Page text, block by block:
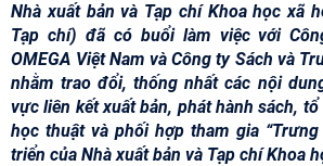
Nhà xuất bản và Tạp chí Khoa học xã
Tạp chí) đã có buổi làm việc với
OMEGA Việt Nam và Công ty Sách và
nhằm trao đổi, thống nhất các nội
vực liên kết xuất bản, phát hành sách,
học thuật và phối hợp tham gia
triển của Nhà xuất bản và Tạp chí Khoa